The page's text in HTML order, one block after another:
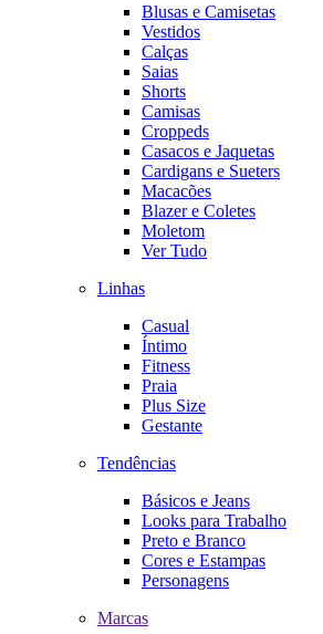
Blusas e Camisetas
Vestidos
Calças
Saias
Shorts
Camisas
Croppeds
Casacos e Jaquetas
Cardigans e Sueters
Macacões
Blazer e Coletes
Moletom
Ver Tudo
Linhas
Casual
Íntimo
Fitness
Praia
Plus Size
Gestante
Tendências
Básicos e Jeans
Looks para Trabalho
Preto e Branco
Cores e Estampas
Personagens
Marcas